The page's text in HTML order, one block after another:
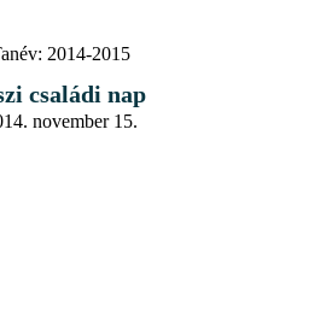
2014-2015
családi nap
november 15.